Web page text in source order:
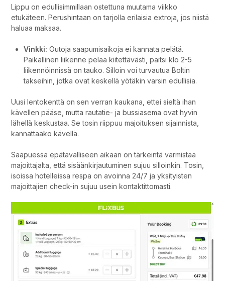
Lippu on edullisimmillaan ostettuna muutama viikko
etukäteen. Perushintaan on tarjolla erilaisia extroja, jos niistä
haluaa maksaa.
Vinkki: Outoja saapumisaikoja ei kannata pelätä.
Paikallinen liikenne pelaa kiitettävästi, paitsi klo 2-5
liikennöinnissä on tauko. Silloin voi turvautua Boltin
takseihin, jotka ovat keskellä yötäkin varsin edullisia.
Uusi lentokenttä on sen verran kaukana, ettei sieltä ihan
kävellen pääse, mutta rautatie- ja bussiasema ovat hyvin
lähellä keskustaa. Se tosin riippuu majoituksen sijainnista,
kannattaako kävellä.
Saapuessa epätavalliseen aikaan on tärkeintä varmistaa
majoittajalta, että sisäänkirjautuminen sujuu silloinkin. Tosin,
isoissa hotelleissa respa on avoinna 24/7 ja yksityisten
majoittajien check-in sujuu usein kontaktittomasti.